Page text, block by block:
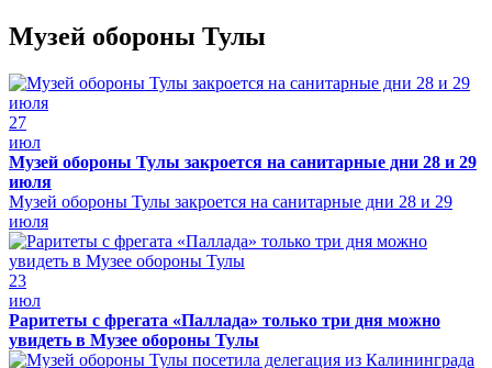
Музей обороны Тулы
27
июл
Музей обороны Тулы закроется на санитарные дни 28 и 29
июля
Музей обороны Тулы закроется на санитарные дни 28 и 29
июля
23
июл
Раритеты с фрегата «Паллада» только три дня можно
увидеть в Музее обороны Тулы